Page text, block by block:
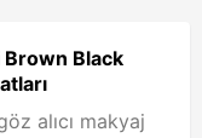
Brown Black
alıcı makyaj